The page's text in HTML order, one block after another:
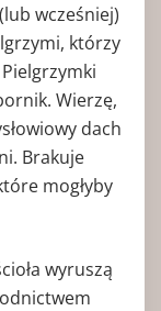
wcześniej)
którzy
Wierzę,
dach
Brakuje
mogłyby
wyruszą